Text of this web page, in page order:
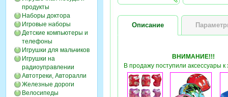
продукты
Наборы доктора
Игровые наборы
Детские компьютеры и
телефоны
Игрушки для мальчиков
Игрушки на
радиоуправлении
Автотреки, Авторалли
Железные дороги
Велосипеды
Описание
ВНИМАНИЕ!!!
В продажу поступили аксессуары к